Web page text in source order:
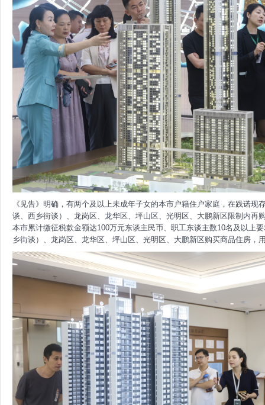
《见告》明确，有两个及以上未成年子女的本市户籍住户家庭，在践诺
谈、西乡街谈）、龙岗区、龙华区、坪山区、光明区、大鹏新区限制内再
本市累计缴征税款金额达100万元东谈主民币、职工东谈主数10名及以上
乡街谈）、龙岗区、龙华区、坪山区、光明区、大鹏新区购买商品住房，